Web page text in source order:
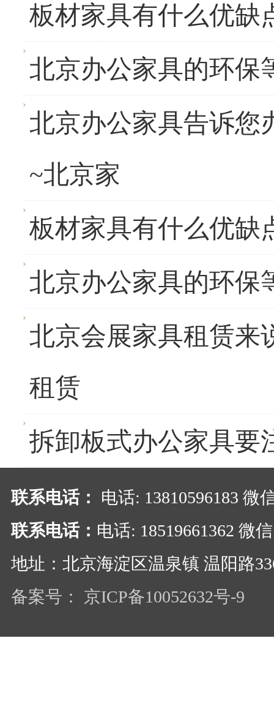
板材家具有什么优缺
北京办公家具的环保
北京办公家具告诉您
~北京家
板材家具有什么优缺
北京办公家具的环保
北京会展家具租赁来
租赁
拆卸板式办公家具要
联系电话：
电话: 13810596183 微
联系电话： 电话: 18519661362 微
地址：北京海淀区温泉镇 温阳路
备案号： 京ICP备10052632号-9